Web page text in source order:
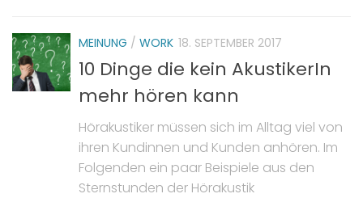
MEINUNG / WORK 18. SEPTEMBER 2017
10 Dinge die kein AkustikerIn
mehr hören kann
Hörakustiker müssen sich im Alltag viel von
ihren Kundinnen und Kunden anhören. Im
Folgenden ein paar Beispiele aus den
Sternstunden der Hörakustik